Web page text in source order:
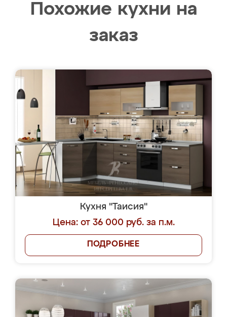
Похожие кухни на
заказ
Кухня "Таисия"
Цена: от 36 000 руб. за п.м.
ПОДРОБНЕЕ